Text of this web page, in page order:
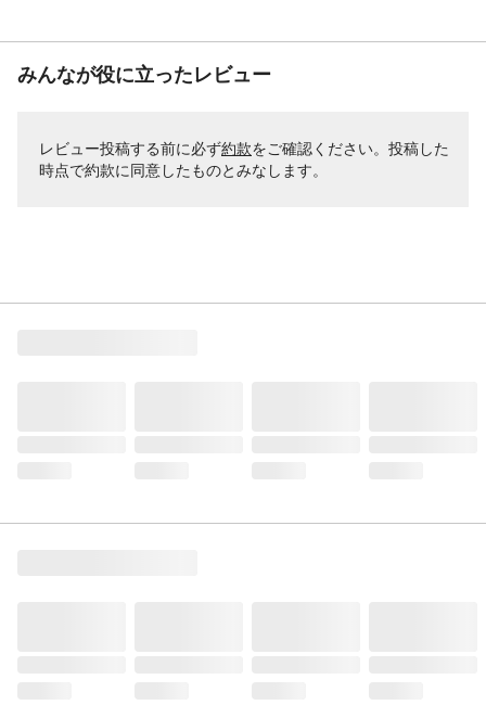
みんなが役に立ったレビュー
レビュー投稿する前に必ず約款をご確認ください。投稿した
時点で約款に同意したものとみなします。